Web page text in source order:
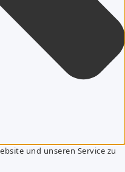
und unseren Service zu